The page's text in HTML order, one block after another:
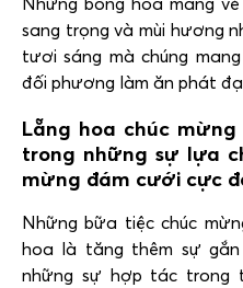
sang trọng và mùi hương
tươi sáng mà chúng
đối phương làm ăn phát
Lẵng hoa chúc
trong những sự lựa
mừng đám cưới cực
Những bữa tiệc chúc
hoa là tăng thêm sự
những sự hợp tác trong